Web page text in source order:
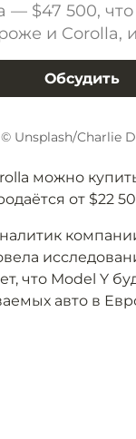
— $47 500,
и Corolla,
Обсудить
© Unsplash/Charlie
можно
от $22
что Model Y
авто в